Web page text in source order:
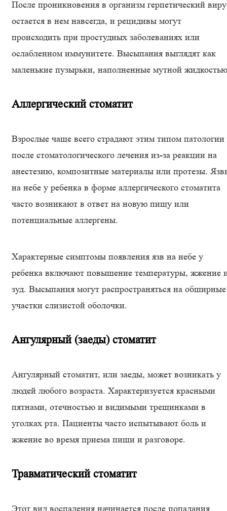
После проникновения в организм герпетический
остается в нем навсегда, и рецидивы могут
происходить при простудных заболеваниях или
ослабленном иммунитете. Высыпания выглядят как
маленькие пузырьки, наполненные мутной
Аллергический стоматит
Взрослые чаще всего страдают этим типом патологии
после стоматологического лечения из-за реакции на
анестезию, композитные материалы или протезы.
на небе у ребенка в форме аллергического стоматита
часто возникают в ответ на новую пищу или
потенциальные аллергены.
Характерные симптомы появления язв на небе у
ребенка включают повышение температуры, жжение
зуд. Высыпания могут распространяться на обширные
участки слизистой оболочки.
Ангулярный (заеды) стоматит
Ангулярный стоматит, или заеды, может возникать у
людей любого возраста. Характеризуется красными
пятнами, отечностью и видимыми трещинками в
уголках рта. Пациенты часто испытывают боль и
жжение во время приема пищи и разговоре.
Травматический стоматит
Этот вид воспаления начинается после попадания